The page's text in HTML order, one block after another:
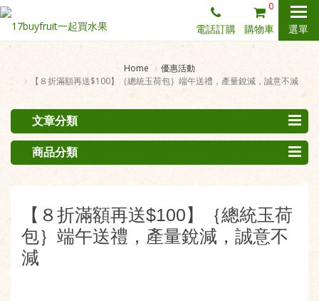
選單
電話訂購
0
購物車
Home
優惠活動
【８折滿額再送$100】｛總統玉荷包｝端午送禮，產量銳減，誠意不減
文章分類
商品分類
【８折滿額再送$100】｛總統玉荷
包｝端午送禮，產量銳減，誠意不
減